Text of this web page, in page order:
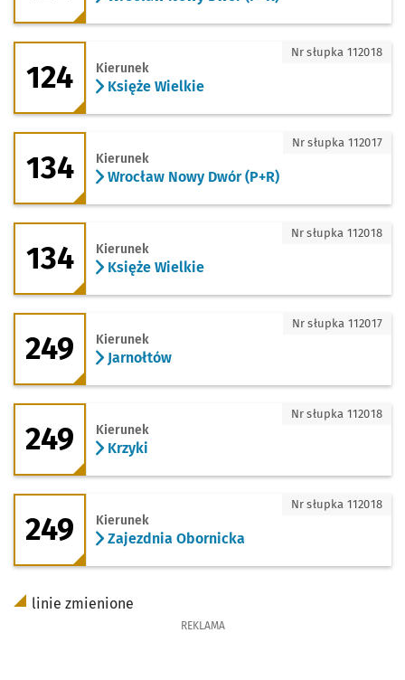
124 - kierunek Księże Wielkie
124 Kierunek
Księże Wielkie
Nr słupka 112018
134 - kierunek Wrocław Nowy Dwór
134 Kierunek
Wrocław Nowy Dwór (P+R)
Nr słupka 112017
134 - kierunek Księże Wielkie
134 Kierunek
Księże Wielkie
Nr słupka 112018
249 - kierunek Jarnołtów
249 Kierunek
Jarnołtów
Nr słupka 112017
249 - kierunek Krzyki
249 Kierunek
Krzyki
Nr słupka 112018
249 - kierunek Zajezdnia Obornicka
249 Kierunek
Zajezdnia Obornicka
Nr słupka 112018
linie zmienione
REKLAMA